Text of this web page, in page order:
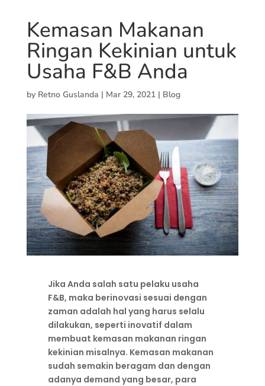
Kemasan Makanan
Ringan Kekinian untuk
Usaha F&B Anda
by Retno Guslanda | Mar 29, 2021| Blog
Jika Anda salah satu pelaku usaha
F&B, maka berinovasi sesuai dengan
zaman adalah hal yang harus selalu
dilakukan, seperti inovatif dalam
membuat kemasan makanan ringan
kekinian misalnya. Kemasan makanan
sudah semakin beragam dan dengan
adanya demand yang besar, para